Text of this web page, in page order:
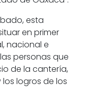
esta
en primer
nacional e
personas que
de la cantería,
logros de los